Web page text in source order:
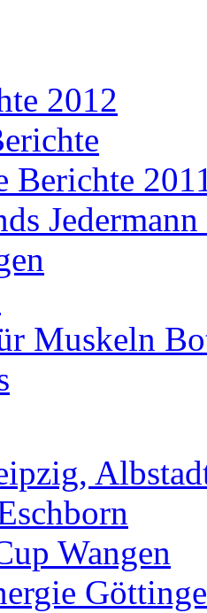
2012
Berichte
Muskeln
Wangen